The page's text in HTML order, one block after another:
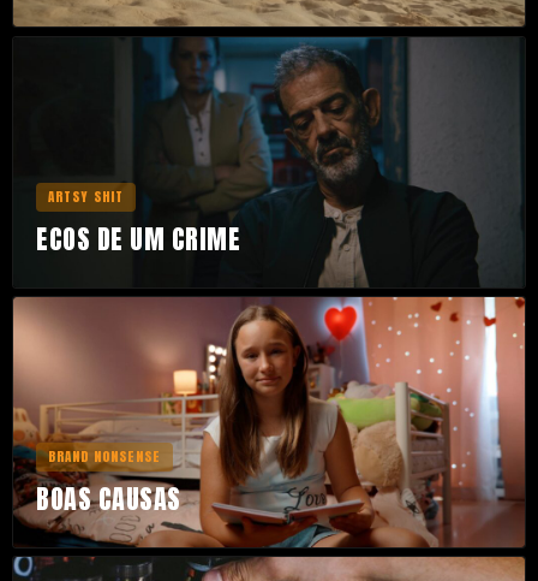
ARTSY SHIT
ECOS DE UM CRIME
BRAND NONSENSE
BOAS CAUSAS